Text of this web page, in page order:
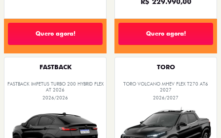
Quero agora! Quero agora!
FASTBACK
FASTBACK IMPETUS TURBO 200 HYBRID FLEX
AT 2026
2026/2026
TORO
TORO VOLCANO MHEV FLEX T270 AT6
2027
2026/2027